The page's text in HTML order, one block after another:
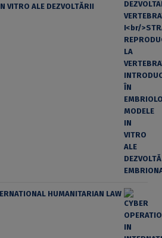
VITRO ALE DEZVOLTĂRII
HUMANITARIAN LAW